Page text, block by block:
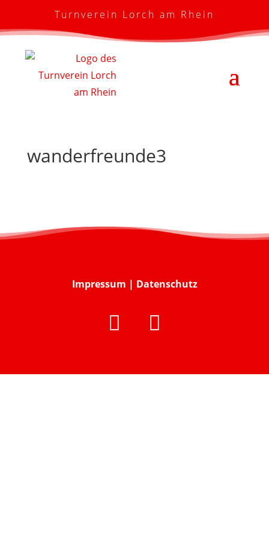
Turnverein Lorch am Rhein
wanderfreunde3
Impressum | Datenschutz
 